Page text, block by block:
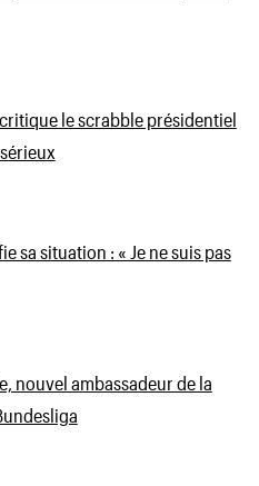
le scrabble présidentiel
sa situation : « Je ne suis pas
nouvel ambassadeur de la